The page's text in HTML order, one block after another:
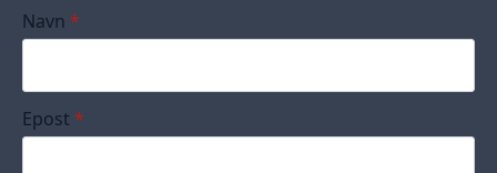
Navn *
Epost *